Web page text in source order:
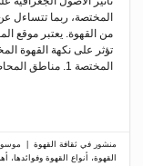
المختصة، ربما تتساءل
من القهوة. يعتبر موقع
تؤثر على نكهة القهوة
المختصة 1. مناطق المحاصيل: تختلف مناطق زراعة البن حول… [للمزيد ]
منشور فيثقافة القهوة |
القهوة، أنواع القهوة وفوائدها،